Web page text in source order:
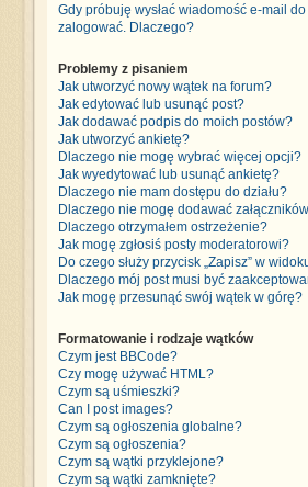
Gdy próbuję wysłać wiadomość e-mail
zalogować. Dlaczego?
Problemy z pisaniem
Jak utworzyć nowy wątek na forum?
Jak edytować lub usunąć post?
Jak dodawać podpis do moich postów?
Jak utworzyć ankietę?
Dlaczego nie mogę wybrać więcej opcji?
Jak wyedytować lub usunąć ankietę?
Dlaczego nie mam dostępu do działu?
Dlaczego nie mogę dodawać
Dlaczego otrzymałem ostrzeżenie?
Jak mogę zgłosiś posty moderatorowi?
Do czego służy przycisk „Zapisz” w
Dlaczego mój post musi być
Jak mogę przesunąć swój wątek w górę?
Formatowanie i rodzaje wątków
Czym jest BBCode?
Czy mogę używać HTML?
Czym są uśmieszki?
Can I post images?
Czym są ogłoszenia globalne?
Czym są ogłoszenia?
Czym są wątki przyklejone?
Czym są wątki zamknięte?